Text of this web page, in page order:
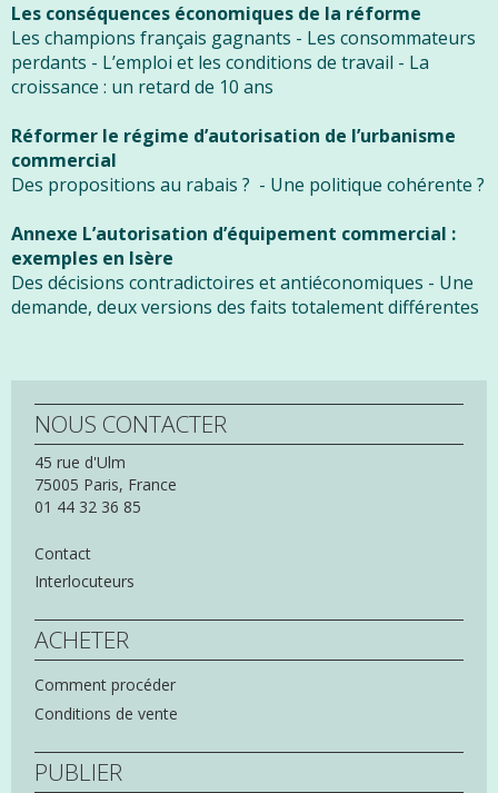
Les conséquences économiques de la réforme
Les champions français gagnants - Les consommateurs
perdants - L’emploi et les conditions de travail - La
croissance : un retard de 10 ans
Réformer le régime d’autorisation de l’urbanisme
commercial
Des propositions au rabais ? - Une politique cohérente ?
Annexe L’autorisation d’équipement commercial :
exemples en Isère
Des décisions contradictoires et antiéconomiques - Une
demande, deux versions des faits totalement différentes
NOUS CONTACTER
45 rue d'Ulm
75005 Paris, France
01 44 32 36 85
Contact
Interlocuteurs
ACHETER
Comment procéder
Conditions de vente
PUBLIER